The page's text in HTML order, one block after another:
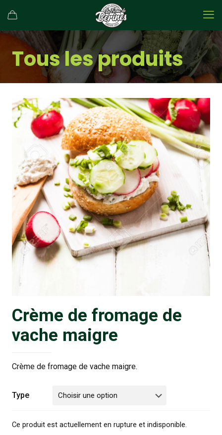
Tous les produits
Crème de fromage de
vache maigre
Crème de fromage de vache maigre.
Type
Ce produit est actuellement en rupture et indisponible.